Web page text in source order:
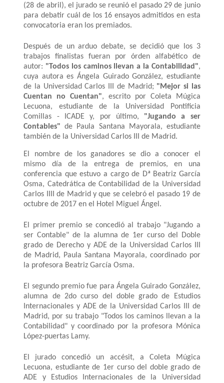
(28 de abril), el jurado se reunió el pasado 29 de junio
para debatir cuál de los 16 ensayos admitidos en esta
convocatoria eran los premiados.
Después de un arduo debate, se decidió que los 3
trabajos finalistas fueran por órden alfabético de
autor: "Todos los caminos llevan a la Contabilidad",
cuya autora es Ángela Guirado González, estudiante
de la Universidad Carlos III de Madrid; "Mejor si las
Cuentan no Cuentan", escrito por Coleta Múgica
Lecuona, estudiante de la Universidad Pontificia
Comillas - ICADE y, por último, "Jugando a ser
Contables" de Paula Santana Mayorala, estudiante
también de la Universidad Carlos III de Madrid.
El nombre de los ganadores se dio a conocer el
mismo día de la entrega de premios, en una
conferencia que estuvo a cargo de Dª Beatriz García
Osma, Catedrática de Contabilidad de la Universidad
Carlos IIII de Madrid y que se celebró el pasado 19 de
octubre de 2017 en el Hotel Miguel Ángel.
El primer premio se concedió al trabajo "Jugando a
ser Contable" de la alumna de 1er curso del Doble
grado de Derecho y ADE de la Universidad Carlos III
de Madrid, Paula Santana Mayorala, coordinado por
la profesora Beatriz García Osma.
El segundo premio fue para Ángela Guirado González,
alumna de 2do curso del doble grado de Estudios
Internacionales y ADE de la Universidad Carlos III de
Madrid, por su trabajo "Todos los caminos llevan a la
Contabilidad" y coordinado por la profesora Mónica
López-puertas Lamy.
El jurado concedió un accésit, a Coleta Múgica
Lecuona, estudiante de 1er curso del doble grado de
ADE y Estudios Internacionales de la Universidad